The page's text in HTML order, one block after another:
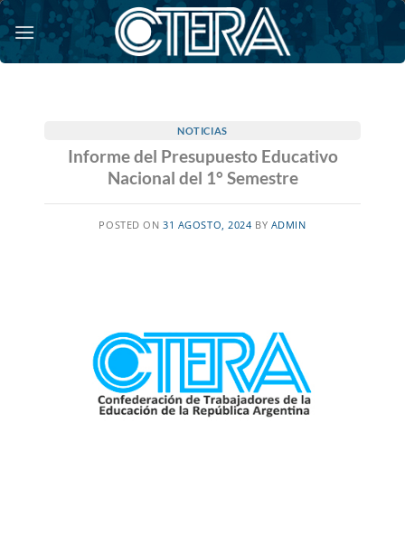
Saltar
al
contenido
NOTICIAS
Informe del Presupuesto Educativo
Nacional del 1° Semestre
POSTED ON31 AGOSTO, 2024 BY ADMIN